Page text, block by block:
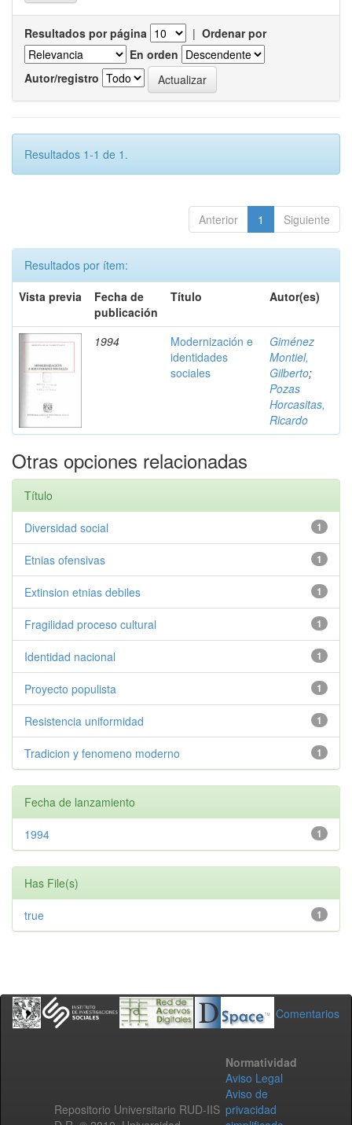
Resultados por página | Ordenar por
En orden
Autor/registro
Resultados 1-1 de 1.
Anterior 1 Siguiente
Resultados por ítem:
Vista previa
Fecha de
publicación
Título Autor(es)
1994
Modernización e
identidades
sociales
Giménez
Montiel,
Gilberto;
Pozas
Horcasitas,
Ricardo
Otras opciones relacionadas
Título
1
Diversidad social
1
Etnias ofensivas
1
Extinsion etnias debiles
1
Fragilidad proceso cultural
1
Identidad nacional
1
Proyecto populista
1
Resistencia uniformidad
1
Tradicion y fenomeno moderno
Fecha de lanzamiento
1
1994
Has File(s)
1
true
Comentarios
Repositorio Universitario RUD-IIS
Normatividad
Aviso Legal
Aviso de
privacidad